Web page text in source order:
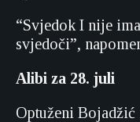
“Svjedok I nije
svjedoči”,
Alibi za 28. juli
Optuženi Bojadžić